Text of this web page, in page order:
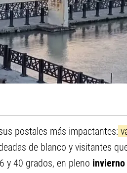
postales más impactantes:
de blanco y visitantes
y 40 grados, en pleno